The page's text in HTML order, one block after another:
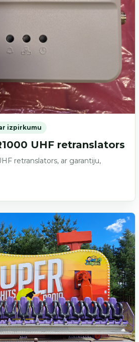
izpirkumu
UHF retranslators
retranslators, ar garantiju,